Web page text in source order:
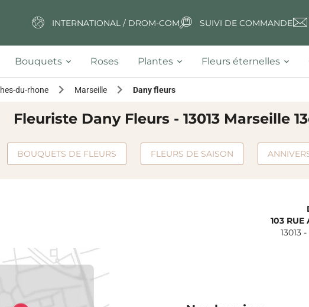
INTERNATIONAL / DROM-COM SUIVI DE COMMANDE
Bouquets Roses Plantes Fleurs éternelles
du-rhone Marseille Dany fleurs
Fleuriste Dany Fleurs - 13013 Marseille
BOUQUETS DE FLEURS FLEURS DE SAISON
103 RUE
13013 -